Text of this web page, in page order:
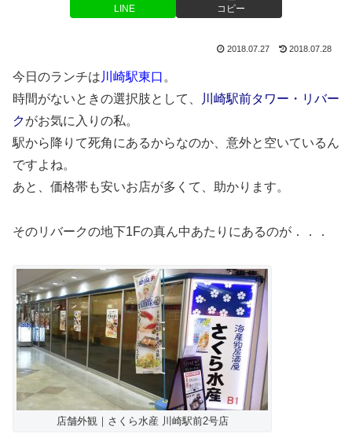
LINE コピー
2018.07.27 2018.07.28
今日のランチは 川崎駅東口 。
時間がないときの選択肢として、
川崎駅前タワー・リバー
クがお気に入りの私。
駅から降りて死角にあるからなのか、意外と空いているん
ですよね。
あと、価格帯も安いお店が多くて、助かります。
そのリバークの地下1Fの真ん中あたりにあるのが．．．
店舗外観｜さくら水産 川崎駅前2号店